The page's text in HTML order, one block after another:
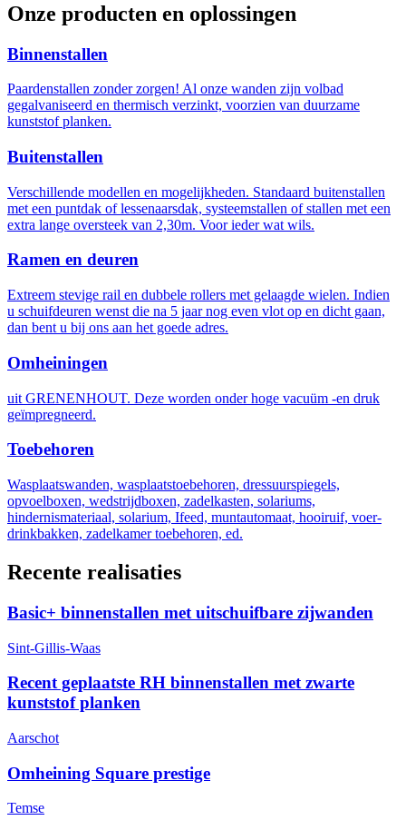
Onze producten en oplossingen
Binnenstallen
Paardenstallen zonder zorgen! Al onze wanden zijn volbad
gegalvaniseerd en thermisch verzinkt, voorzien van duurzame
kunststof planken.
Buitenstallen
Verschillende modellen en mogelijkheden. Standaard buitenstallen
met een puntdak of lessenaarsdak, systeemstallen of stallen met een
extra lange oversteek van 2,30m. Voor ieder wat wils.
Ramen en deuren
Extreem stevige rail en dubbele rollers met gelaagde wielen. Indien
u schuifdeuren wenst die na 5 jaar nog even vlot op en dicht gaan,
dan bent u bij ons aan het goede adres.
Omheiningen
uit GRENENHOUT. Deze worden onder hoge vacuüm -en druk
geïmpregneerd.
Toebehoren
Wasplaatswanden, wasplaatstoebehoren, dressuurspiegels,
opvoelboxen, wedstrijdboxen, zadelkasten, solariums,
hindernismateriaal, solarium, Ifeed, muntautomaat, hooiruif, voer-
drinkbakken, zadelkamer toebehoren, ed.
Recente realisaties
Basic+ binnenstallen met uitschuifbare zijwanden
Sint-Gillis-Waas
Recent geplaatste RH binnenstallen met zwarte
kunststof planken
Aarschot
Omheining Square prestige
Temse